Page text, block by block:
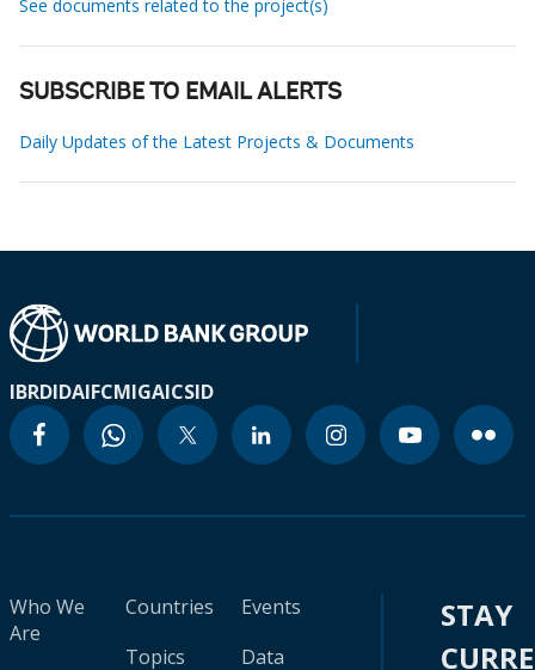
See documents related to the project(s)
SUBSCRIBE TO EMAIL ALERTS
Daily Updates of the Latest Projects & Documents
IBRDIDAIFCMIGAICSID
Who We
Are
Countries
Topics
Events
Data
STAY